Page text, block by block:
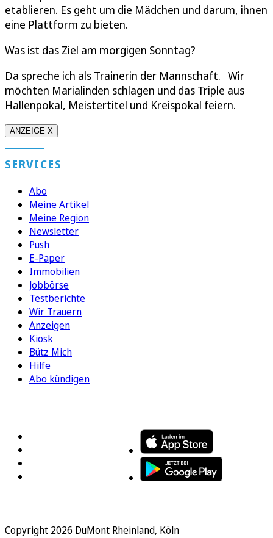
etablieren. Es geht um die Mädchen und darum, ihnen
eine Plattform zu bieten.
Was ist das Ziel am morgigen Sonntag?
Da spreche ich als Trainerin der Mannschaft. Wir
möchten Marialinden schlagen und das Triple aus
Hallenpokal, Meistertitel und Kreispokal feiern.
ANZEIGE X
SERVICES
Abo
Meine Artikel
Meine Region
Newsletter
Push
E-Paper
Immobilien
Jobbörse
Testberichte
Wir Trauern
Anzeigen
Kiosk
Bütz Mich
Hilfe
Abo kündigen
Copyright 2026 DuMont Rheinland, Köln